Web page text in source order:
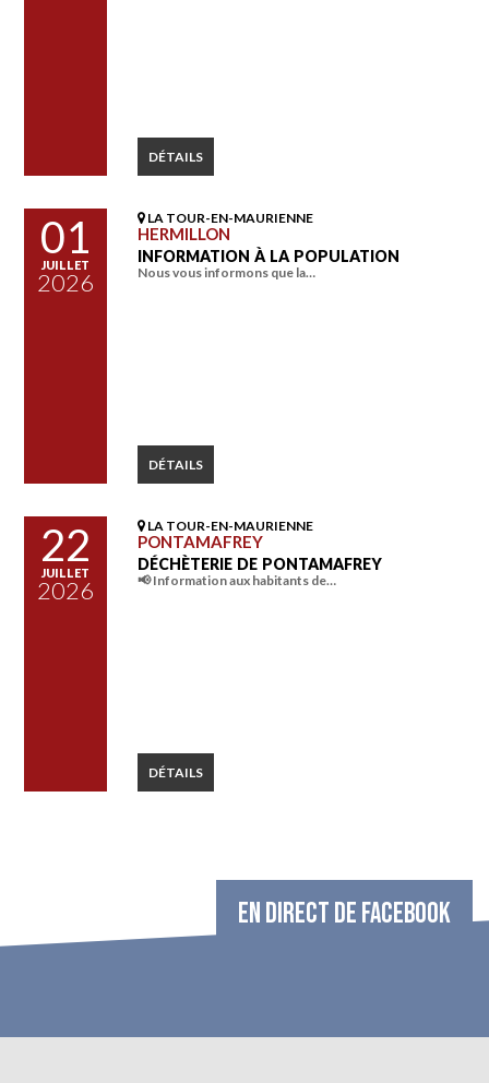
DÉTAILS
01
JUILLET
2026
LA TOUR-EN-MAURIENNE
HERMILLON
INFORMATION À LA POPULATION
Nous vous informons que la…
DÉTAILS
22
JUILLET
2026
LA TOUR-EN-MAURIENNE
PONTAMAFREY
DÉCHÈTERIE DE PONTAMAFREY
📢 Information aux habitants de…
DÉTAILS
EN DIRECT DE FACEBOOK